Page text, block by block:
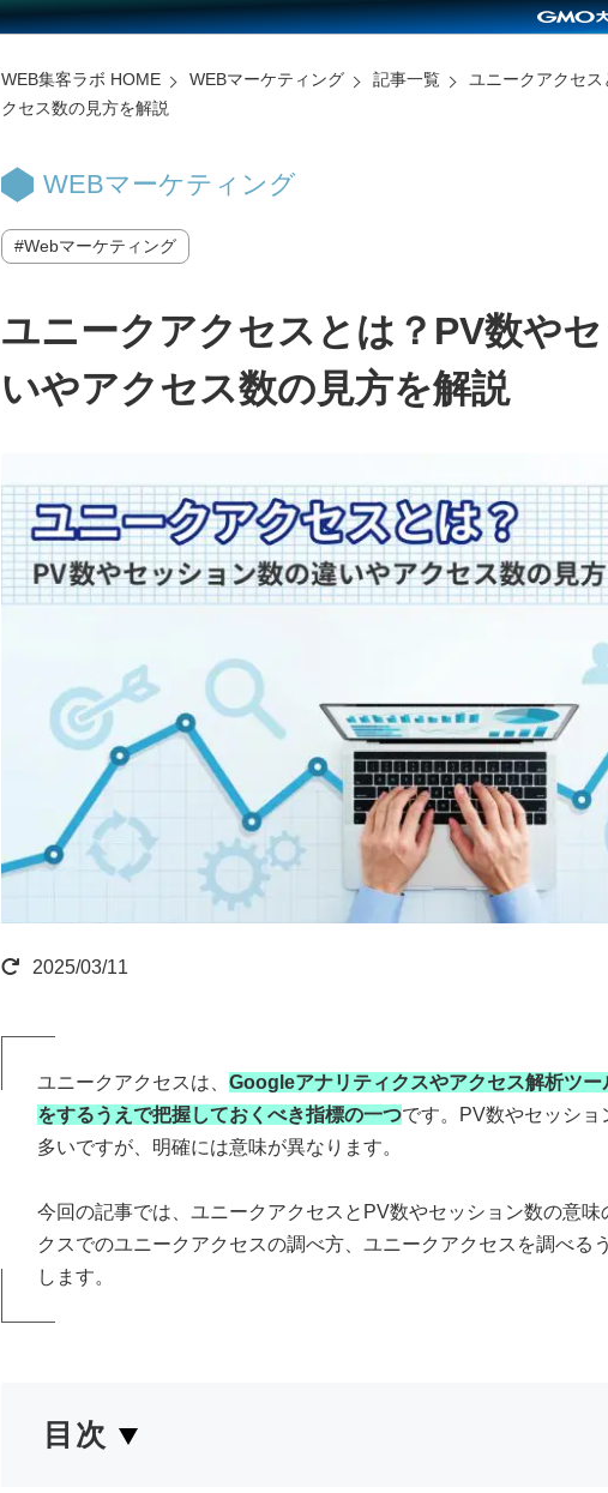
WEB集客ラボ HOME WEBマーケティング 記事一覧
ユニークアクセ
クセス数の見方を解説
WEBマーケティング
Webマーケティング
ユニークアクセスとは？PV数や
いやアクセス数の見方を解説
2025/03/11
ユニークアクセスは、Googleアナリティクスやアクセス解析ツ
をするうえで把握しておくべき指標の一つです。PV数やセッショ
多いですが、明確には意味が異なります。
今回の記事では、ユニークアクセスとPV数やセッション数の意味
クスでのユニークアクセスの調べ方、ユニークアクセスを調べる
します。
目次